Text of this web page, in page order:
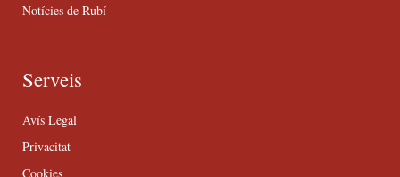
Notícies de Rubí
Serveis
Avís Legal
Privacitat
Cookies